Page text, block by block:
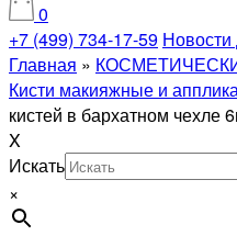
0
+7 (499) 734-17-59
Главная »
Кисти макияжные и
кистей в бархатном чехле
X
Искать
×